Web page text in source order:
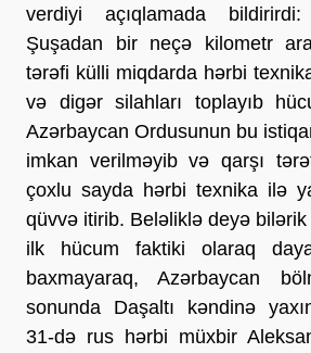
verdiyi açıqlamada
Şuşadan bir neçə kilometr
tərəfi külli miqdarda hərbi
və digər silahları toplayıb
Azərbaycan Ordusunun bu
imkan verilməyib və qarşı
çoxlu sayda hərbi texnika ilə
qüvvə itirib. Beləliklə deyə
ilk hücum faktiki olaraq
baxmayaraq, Azərbaycan
sonunda Daşaltı kəndinə
31-də rus hərbi müxbir